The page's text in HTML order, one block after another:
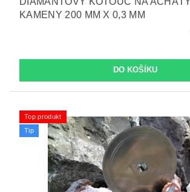
KAMENY 200 MM X 0,3 MM
Top produkt
Tip